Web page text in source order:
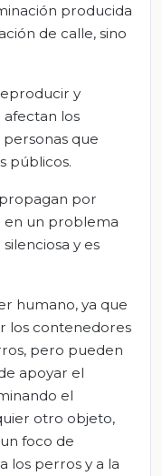
producida
de calle, sino
y
los
que
públicos.
por
en un problema
y es
humano, ya que
los contenedores
pero pueden
apoyar el
el
otro objeto,
foco de
los perros y a la